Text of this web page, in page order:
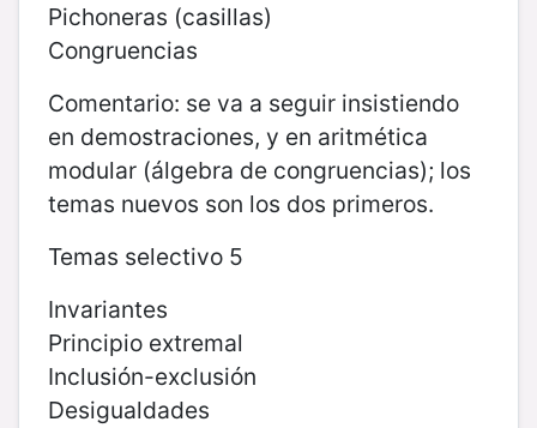
Pichoneras (casillas)
Congruencias
Comentario: se va a seguir insistiendo
en demostraciones, y en aritmética
modular (álgebra de congruencias); los
temas nuevos son los dos primeros.
Temas selectivo 5
Invariantes
Principio extremal
Inclusión-exclusión
Desigualdades